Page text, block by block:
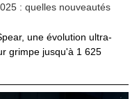
: quelles nouveautés
une évolution ultra-
grimpe jusqu'à 1 625